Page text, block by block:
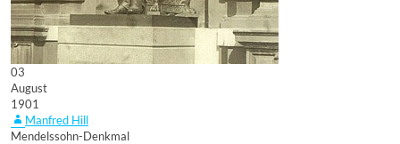
03
August
1901
Manfred Hill
Mendelssohn-Denkmal